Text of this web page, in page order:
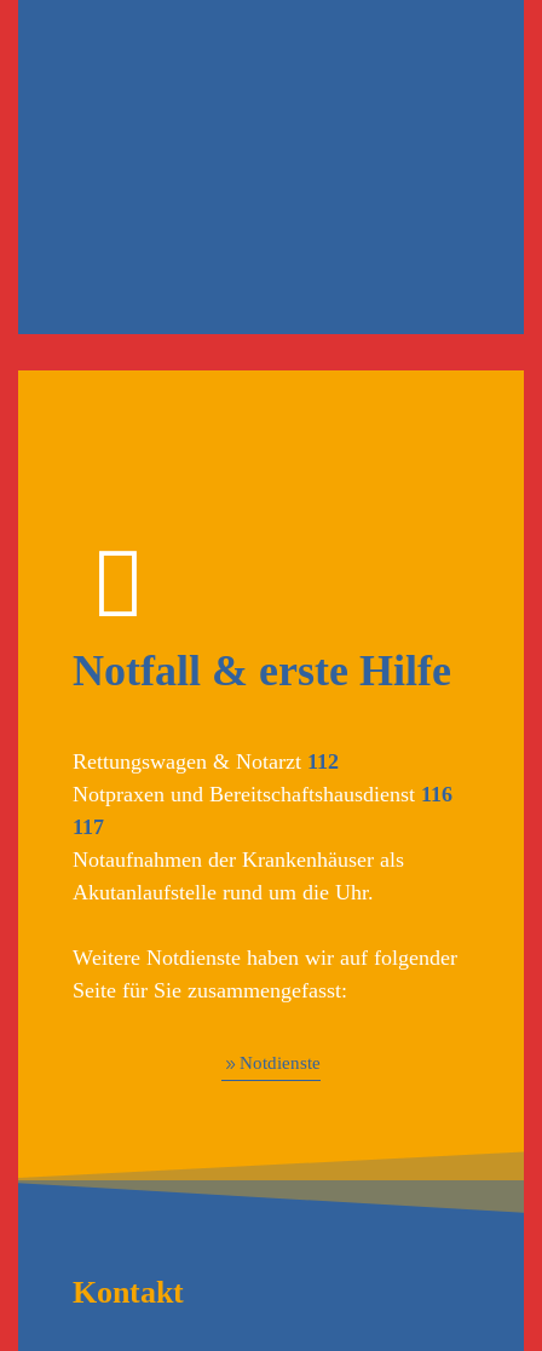
Notfall & erste Hilfe
Rettungswagen & Notarzt 112
Notpraxen und Bereitschaftshausdienst 116
117
Notaufnahmen der Krankenhäuser als
Akutanlaufstelle rund um die Uhr.
Weitere Notdienste haben wir auf folgender
Seite für Sie zusammengefasst:
Notdienste
Kontakt